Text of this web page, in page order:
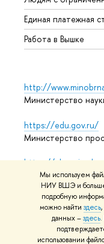
Мы используем
НИУ ВШЭ и
подробную
можно найти здесь,
данных –здесь
использовании
Единая платежная
Работа в Вышке
http://
Министерство
https://edu.gov.ru/
Министерство
https://
Массовые
© НИУ ВШЭ
использования
Карта сайта